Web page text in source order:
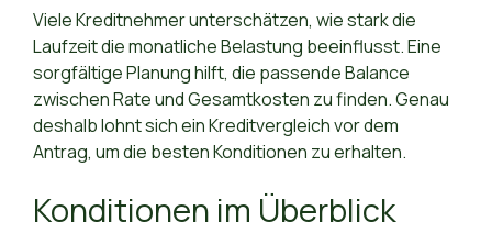
Viele Kreditnehmer unterschätzen, wie stark die
Laufzeit die monatliche Belastung beeinflusst. Eine
sorgfältige Planung hilft, die passende Balance
zwischen Rate und Gesamtkosten zu finden. Genau
deshalb lohnt sich ein Kreditvergleich vor dem
Antrag, um die besten Konditionen zu erhalten.
Konditionen im Überblick